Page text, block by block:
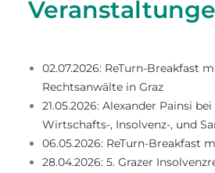
02.07.2026: ReTurn-Breakfast
Rechtsanwälte in Graz
21.05.2026: Alexander Painsi
Wirtschafts-, Insolvenz-, und
06.05.2026: ReTurn-Breakfast
28.04.2026: 5. Grazer